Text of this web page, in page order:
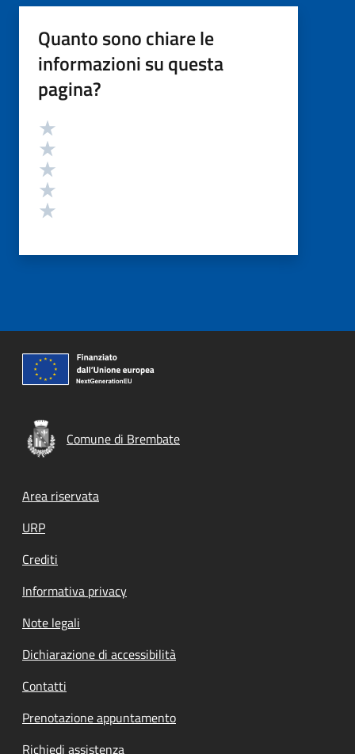
Quanto sono chiare le
informazioni su questa
pagina?
Valutazione
Comune di Brembate
Footer menu
Area riservata
URP
Crediti
Informativa privacy
Note legali
Dichiarazione di accessibilità
Contatti
Prenotazione appuntamento
Richiedi assistenza